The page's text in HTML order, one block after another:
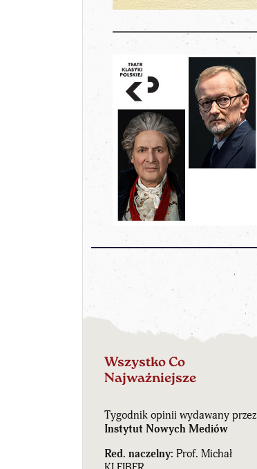
Wszystko Co
Najważniejsze
Tygodnik opinii wydawany przez
Instytut Nowych Mediów
Red. naczelny: Prof. Michał